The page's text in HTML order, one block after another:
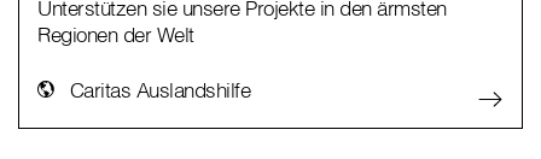
Unterstützen sie unsere Projekte in den ärmsten
Regionen der Welt
Caritas Auslandshilfe